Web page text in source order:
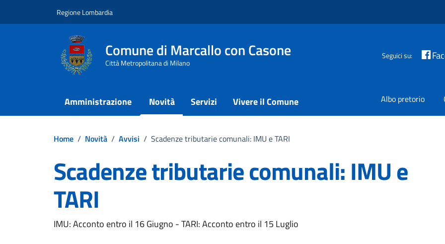
Regione Lombardia
Comune di Marcallo con Casone
Città Metropolitana di Milano
Seguici su:
Amministrazione Novità Servizi Vivere il Comune Albo pretorio
Home / Novità / Avvisi / Scadenze tributarie comunali: IMU e TARI
Scadenze tributarie comunali: IMU e
TARI
Dettagli della notizia
IMU: Acconto entro il 16 Giugno - TARI: Acconto entro il 15 Luglio